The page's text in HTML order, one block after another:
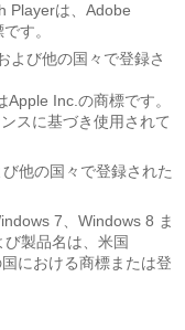
Playerは、Adobe
す。
よび他の国々で登録さ
Inc.の商標です。
スに基づき使用されて
他の国々で登録された
7、Windows 8 ま
製品名は、米国
における商標または登